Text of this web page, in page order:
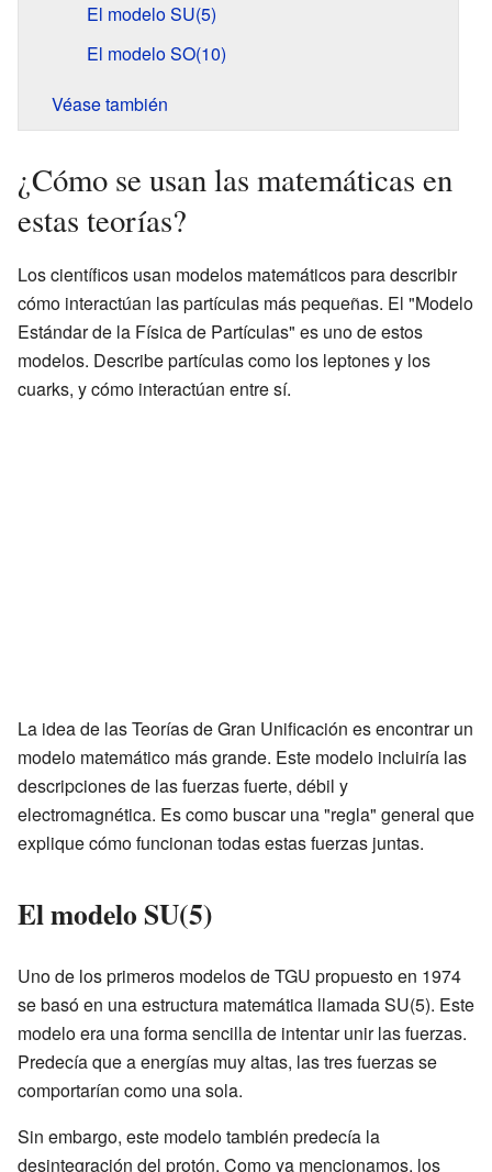
El modelo SU(5)
El modelo SO(10)
Véase también
¿Cómo se usan las matemáticas en
estas teorías?
Los científicos usan modelos matemáticos para describir
cómo interactúan las partículas más pequeñas. El "Modelo
Estándar de la Física de Partículas" es uno de estos
modelos. Describe partículas como los leptones y los
cuarks, y cómo interactúan entre sí.
La idea de las Teorías de Gran Unificación es encontrar un
modelo matemático más grande. Este modelo incluiría las
descripciones de las fuerzas fuerte, débil y
electromagnética. Es como buscar una "regla" general que
explique cómo funcionan todas estas fuerzas juntas.
El modelo SU(5)
Uno de los primeros modelos de TGU propuesto en 1974
se basó en una estructura matemática llamada SU(5). Este
modelo era una forma sencilla de intentar unir las fuerzas.
Predecía que a energías muy altas, las tres fuerzas se
comportarían como una sola.
Sin embargo, este modelo también predecía la
desintegración del protón. Como ya mencionamos, los